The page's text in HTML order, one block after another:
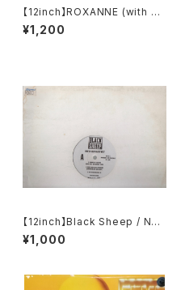
【12inch】ROXANNE (with U
TFO) / THE REAL ROXANN
E
¥1,200
【12inch】Black Sheep / Nort
h South East West
¥1,000